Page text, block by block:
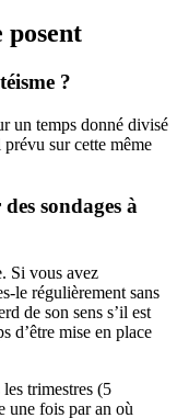
posent
?
un temps donné divisé
sur cette même
sondages à
Si vous avez
le régulièrement sans
de son sens s’il est
d’être mise en place
trimestres (5
une fois par an où